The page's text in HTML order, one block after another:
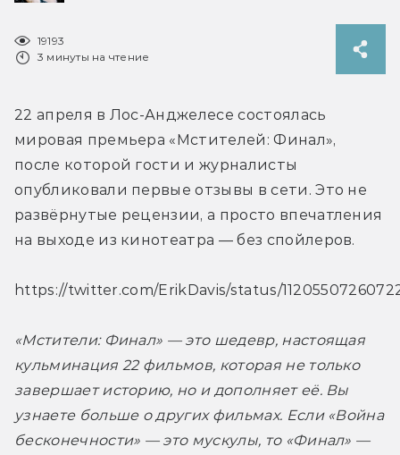
19193
3 минуты на чтение
22 апреля в Лос-Анджелесе состоялась
мировая премьера «Мстителей: Финал»,
после которой гости и журналисты
опубликовали первые отзывы в сети. Это не
развёрнутые рецензии, а просто впечатления
на выходе из кинотеатра — без спойлеров.
https://twitter.com/ErikDavis/status/
«Мстители: Финал» — это шедевр, настоящая
кульминация 22 фильмов, которая не только
завершает историю, но и дополняет её. Вы
узнаете больше о других фильмах. Если «Война
бесконечности» — это мускулы, то «Финал» —